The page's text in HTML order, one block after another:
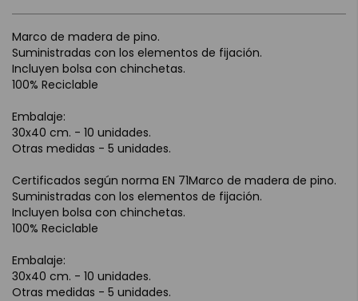
Marco de madera de pino.
Suministradas con los elementos de fijación.
Incluyen bolsa con chinchetas.
100% Reciclable
Embalaje:
30x40 cm. - 10 unidades.
Otras medidas - 5 unidades.
Certificados según norma EN 71Marco de madera de pino.
Suministradas con los elementos de fijación.
Incluyen bolsa con chinchetas.
100% Reciclable
Embalaje:
30x40 cm. - 10 unidades.
Otras medidas - 5 unidades.